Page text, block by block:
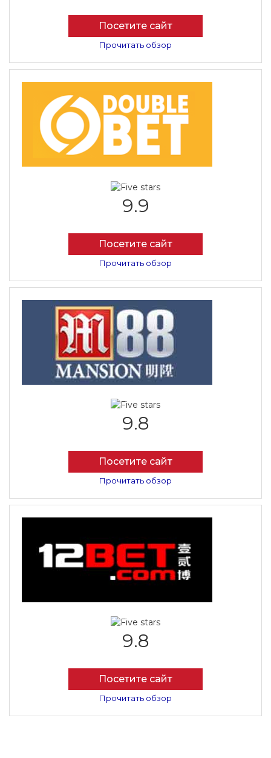
Посетите сайт
Прочитать обзор
9.9
Посетите сайт
Прочитать обзор
9.8
Посетите сайт
Прочитать обзор
9.8
Посетите сайт
Прочитать обзор